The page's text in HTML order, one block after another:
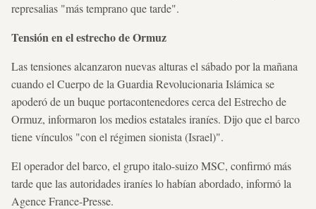
represalias "más temprano que tarde".
Tensión en el estrecho de Ormuz
Las tensiones alcanzaron nuevas alturas el sábado por la mañana
cuando el Cuerpo de la Guardia Revolucionaria Islámica se
apoderó de un buque portacontenedores cerca del Estrecho de
Ormuz, informaron los medios estatales iraníes. Dijo que el barco
tiene vínculos "con el régimen sionista (Israel)".
El operador del barco, el grupo italo-suizo MSC, confirmó más
tarde que las autoridades iraníes lo habían abordado, informó la
Agence France-Presse.